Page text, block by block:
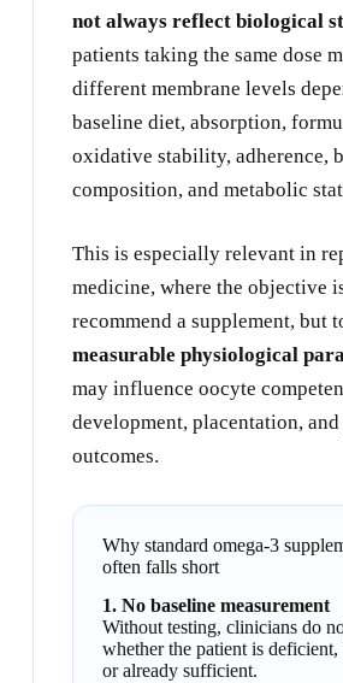
not always reflect biological
patients taking the same dose
different membrane levels
baseline diet, absorption,
oxidative stability, adherence,
composition, and metabolic
This is especially relevant in
medicine, where the objective
recommend a supplement, but
measurable physiological
may influence oocyte
development, placentation,
outcomes.
Why standard omega-3
often falls short
1. No baseline measurement
Without testing, clinicians do
whether the patient is
or already sufficient.